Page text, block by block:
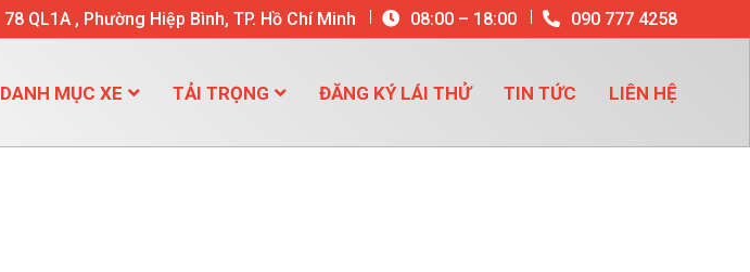
78 QL1A , Phường Hiệp Bình, TP. Hồ Chí Minh 08:00 – 18:00 090 777 4258
DANH MỤC XE TẢI TRỌNG ĐĂNG KÝ LÁI THỬ TIN TỨC LIÊN HỆ